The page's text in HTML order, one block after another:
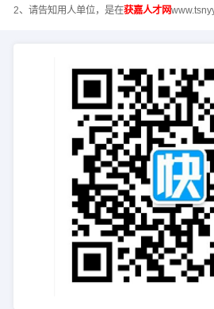
2、请告知用人单位，是在获嘉人才网